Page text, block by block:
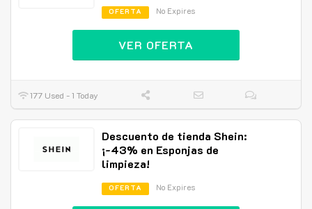
OFERTA No Expires
VER OFERTA
177 Used - 1 Today
Descuento de tienda Shein:
¡-43% en Esponjas de
limpieza!
OFERTA No Expires